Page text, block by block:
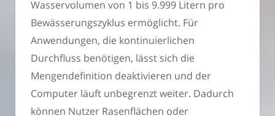
Wasservolumen von 1 bis 9.999 Litern pro
Bewässerungszyklus ermöglicht. Für
Anwendungen, die kontinuierlichen
Durchfluss benötigen, lässt sich die
Mengendefinition deaktivieren und der
Computer läuft unbegrenzt weiter. Dadurch
können Nutzer Rasenflächen oder